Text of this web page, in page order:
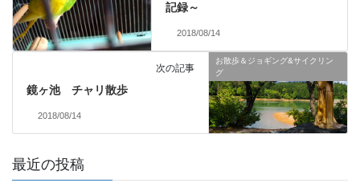
記録～
2018/08/14
お散歩＆ジョギング&サイクリン
グ
次の記事
鏡ヶ池 チャリ散歩
2018/08/14
最近の投稿